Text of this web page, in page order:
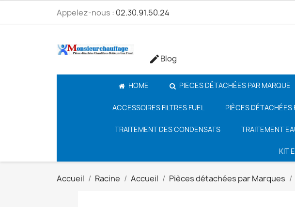
Appelez-nous : 02.30.91.50.24
Blog
HOME PIECES DÉTACHÉES PAR MARQUE
ACCESSOIRES FILTRES FUEL PIÈCES DÉTACHÉES
TRAITEMENT DES CONDENSATS TRAITEMENT
KIT
Accueil Racine Accueil Pièces détachées par Marques